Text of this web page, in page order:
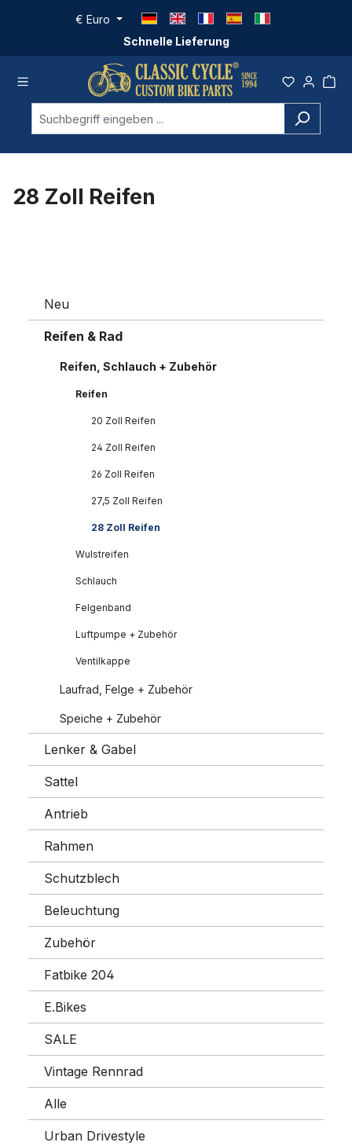
Zum Hauptinhalt springen
Schnelle Lieferung
€ Euro
28 Zoll Reifen
Neu
Reifen & Rad
Reifen, Schlauch + Zubehör
Reifen
20 Zoll Reifen
24 Zoll Reifen
26 Zoll Reifen
27,5 Zoll Reifen
28 Zoll Reifen
Wulstreifen
Schlauch
Felgenband
Luftpumpe + Zubehör
Ventilkappe
Laufrad, Felge + Zubehör
Speiche + Zubehör
Lenker & Gabel
Sattel
Antrieb
Rahmen
Schutzblech
Beleuchtung
Zubehör
Fatbike 204
E.Bikes
SALE
Vintage Rennrad
Alle
Urban Drivestyle